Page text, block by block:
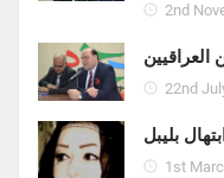
2nd
العراقيين
22nd
بليبل
1st